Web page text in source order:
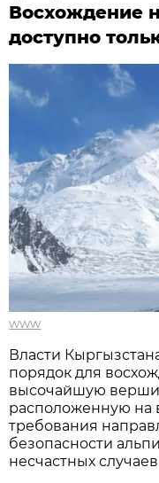
Восхождение
доступно
www
Власти
порядок для
высочайшую
расположенную на
требования
безопасности
несчастных